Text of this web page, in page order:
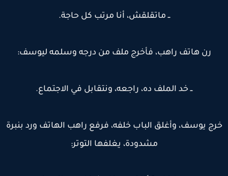
ــ ماتقلقش، أنا مرتب كل حاجة.
رن هاتف راهب، فأخرج ملف من درجه وسلمه ليوسف:
ــ خد الملف ده، راجعه، ونتقابل في الاجتماع.
يوسف، وأغلق الباب خلفه، فرفع راهب الهاتف ورد بنبرة
مشدودة، يغلفها التوتر: